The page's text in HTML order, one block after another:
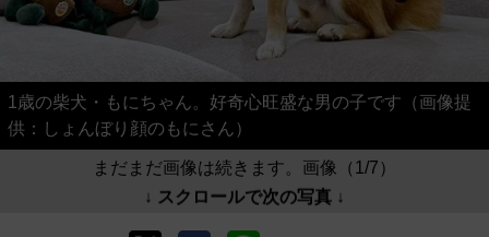
1歳の柴犬・もにちゃん。好奇心旺盛な男の子です（画像提
供：しょんぼり顔のもにさん）
まだまだ画像は続きます。画像（1/7）
↓ スクロールで次の写真 ↓